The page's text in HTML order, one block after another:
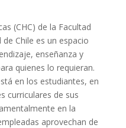
(CHC) de la Facultad
Chile es un espacio
enseñanza y
quienes lo requieran.
en los estudiantes, en
curriculares de sus
en la
aprovechan de